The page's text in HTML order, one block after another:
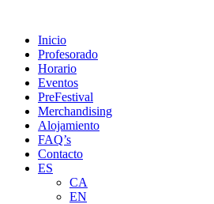
contenido
Inicio
Profesorado
Horario
Eventos
PreFestival
Merchandising
Alojamiento
FAQ’s
Contacto
ES
CA
EN